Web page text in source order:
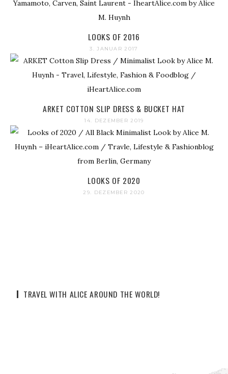
LOOKS OF 2016
3. JANUAR 2017
ARKET COTTON SLIP DRESS & BUCKET HAT
14. DEZEMBER 2019
LOOKS OF 2020
29. DEZEMBER 2020
TRAVEL WITH ALICE AROUND THE WORLD!